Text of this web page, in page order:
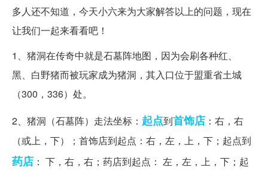
多人还不知道，今天小六来为大家解答以上的问题，现在
让我们一起来看看吧！
1、猪洞在传奇中就是石墓阵地图，因为会刷各种红、
黑、白野猪而被玩家成为猪洞，其入口位于盟重省土城
（300，336）处。
2、猪洞（石墓阵）走法坐标： 起点到首饰店 ：右，右
（或上，下）；首饰店到起点：右，左，上，下；起点到
药店 ： 下，右，右；药店到起点： 左，左，上，下；起